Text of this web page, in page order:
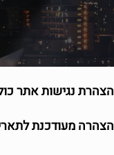
הצהרת נגישות אתר
הצהרה מעודכנת לתאריך: